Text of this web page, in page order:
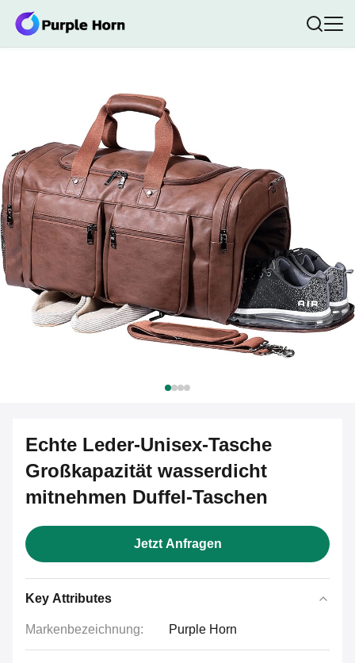
Echte Leder-Unisex-Tasche
Großkapazität wasserdicht
mitnehmen Duffel-Taschen
Jetzt Anfragen
Key Attributes
Markenbezeichnung: Purple Horn